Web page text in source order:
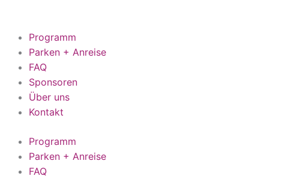
springenProgramm
Parken + Anreise
FAQ
Sponsoren
Über uns
Kontakt
Programm
Parken + Anreise
FAQ